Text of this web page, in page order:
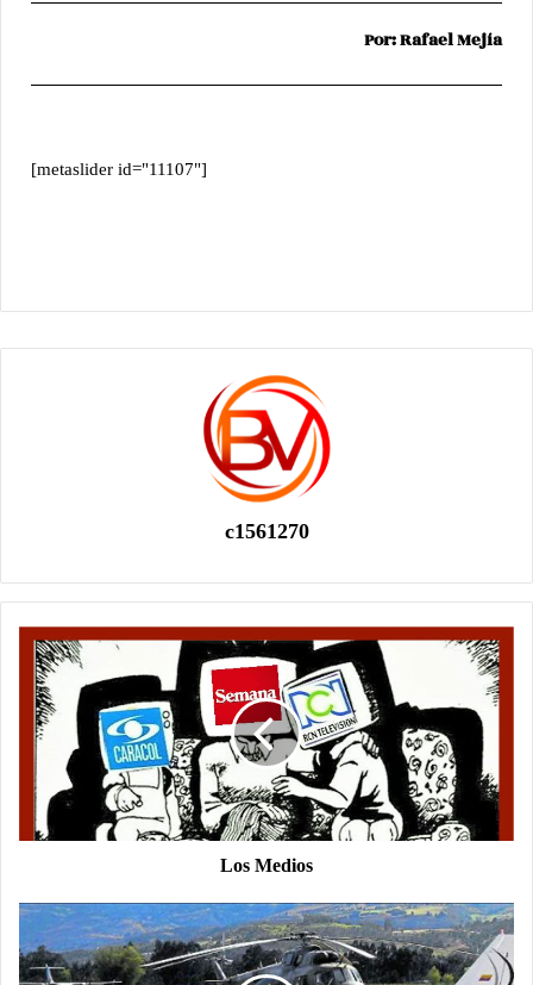
Por: Rafael Mejía
[metaslider id="11107"]
c1561270
Los Medios